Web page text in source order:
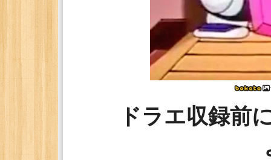
ドラエ収録前